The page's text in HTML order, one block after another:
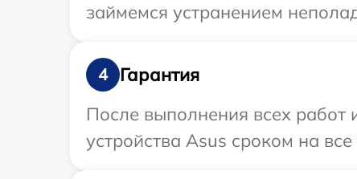
займемся устранением
4
Гарантия
После выполнения всех
устройства Asus сроком на